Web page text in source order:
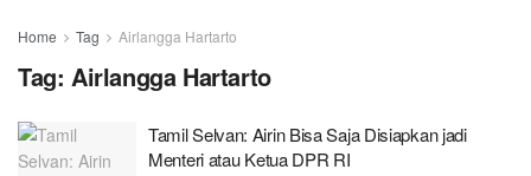
Home Tag Airlangga Hartarto
Tag: Airlangga Hartarto
Tamil Selvan: Airin Bisa Saja Disiapkan jadi
Menteri atau Ketua DPR RI